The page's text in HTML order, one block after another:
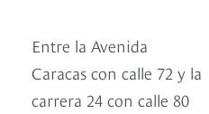
Entre la Avenida
Caracas con calle 72 y la
carrera 24 con calle 80